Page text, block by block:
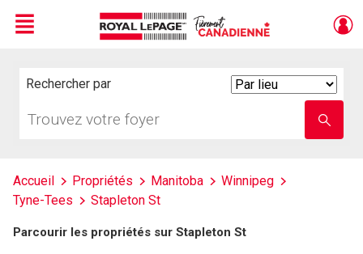
Menu
Rechercher par
votre
nom
Accueil Propriétés Manitoba
Winnipeg
Tyne-Tees
Stapleton St
Parcourir les propriétés sur Stapleton St